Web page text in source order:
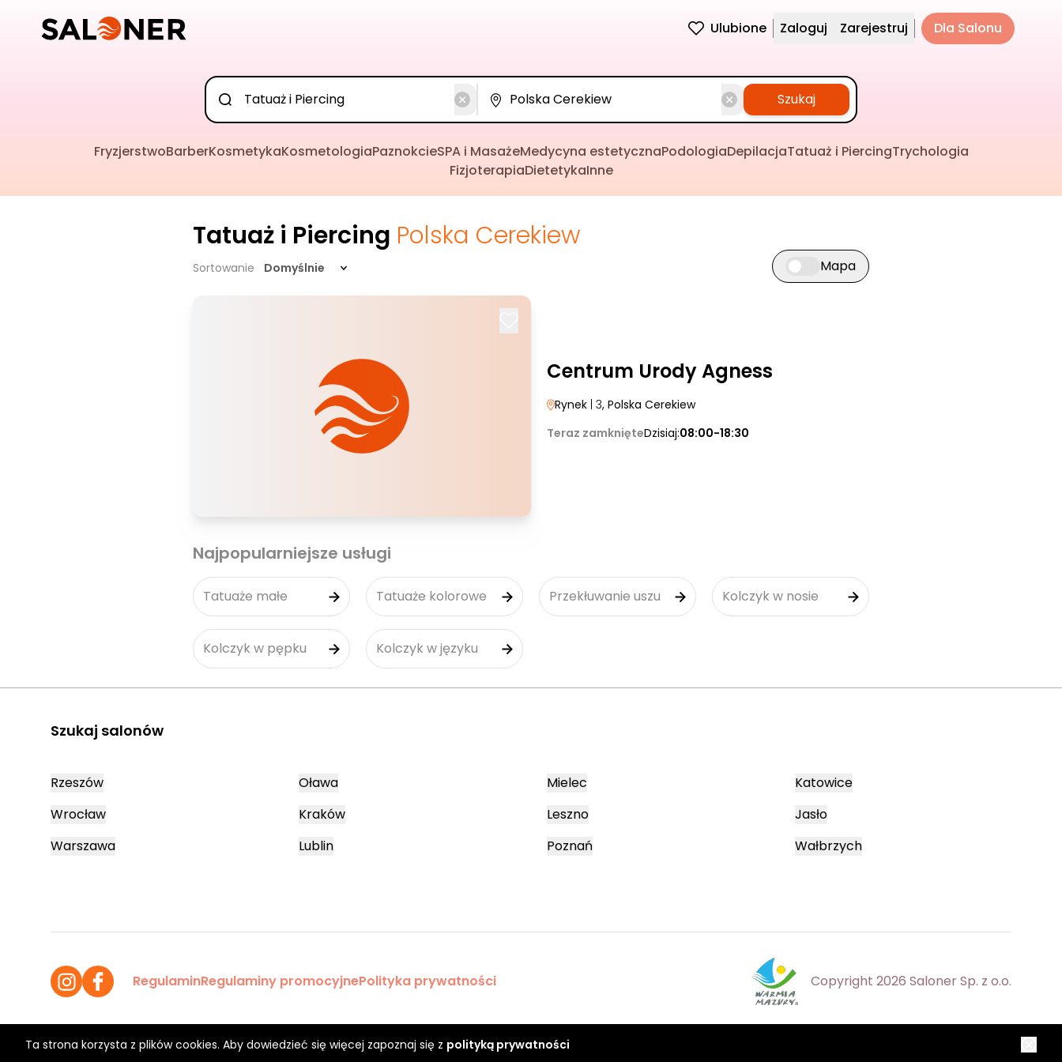
Ulubione Zaloguj Zarejestruj Dla Salonu
Szukaj
FryzjerstwoBarberKosmetykaKosmetologiaPaznokcieSPA i MasażeMedycyna estetycznaPodologiaDepilacjaTatuaż i PiercingTrychologia
FizjoterapiaDietetykaInne
Tatuaż i Piercing Polska Cerekiew
Sortowanie Domyślnie Przełącz widok mapy
Mapa
Centrum Urody Agness
Rynek | 3, Polska Cerekiew
Teraz zamknięteDzisiaj:08:00-18:30
Najpopularniejsze usługi
Tatuaże małe Tatuaże kolorowe Przekłuwanie uszu Kolczyk w nosie
Kolczyk w pępku Kolczyk w języku
Ta strona korzysta z plików cookies. Aby dowiedzieć się więcej zapoznaj się z polityką prywatności
Szukaj salonów
Rzeszów
Wrocław
Warszawa
Oława
Kraków
Lublin
Mielec
Leszno
Poznań
Katowice
Jasło
Wałbrzych
RegulaminRegulaminy promocyjnePolityka prywatności Copyright 2026 Saloner Sp. z o.o.